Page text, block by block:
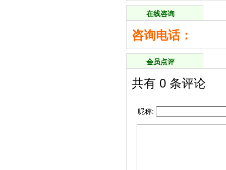
在线咨询
咨询电话：
会员点评
共有 0 条评论
昵称: